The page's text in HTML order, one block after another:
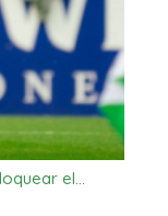
el…